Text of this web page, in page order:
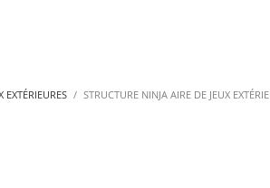
EXTÉRIEURES STRUCTURE NINJA AIRE DE JEUX